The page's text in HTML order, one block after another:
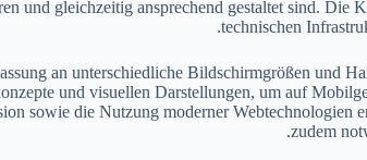
und gleichzeitig ansprechend gestaltet sind. Die
technischen
an unterschiedliche Bildschirmgrößen und
und visuellen Darstellungen, um auf
sowie die Nutzung moderner Webtechnologien
zudem